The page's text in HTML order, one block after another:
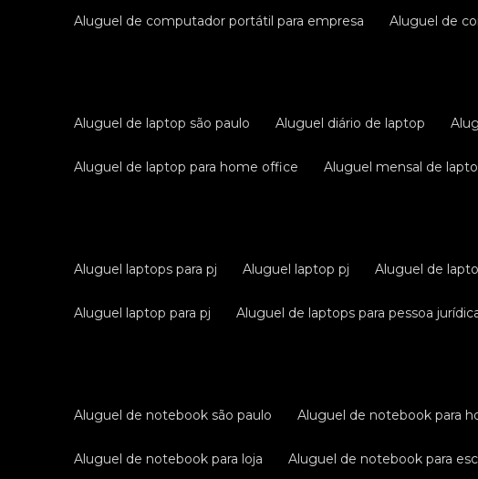
aluguel de computador portátil para empresa aluguel de
aluguel de laptop são paulo aluguel diário de laptop
aluguel de laptop para home office aluguel mensal de
aluguel laptops para pj aluguel laptop pj aluguel de
aluguel laptop para pj aluguel de laptops para pessoa
aluguel de notebook são paulo aluguel de notebook para
aluguel de notebook para loja aluguel de notebook para